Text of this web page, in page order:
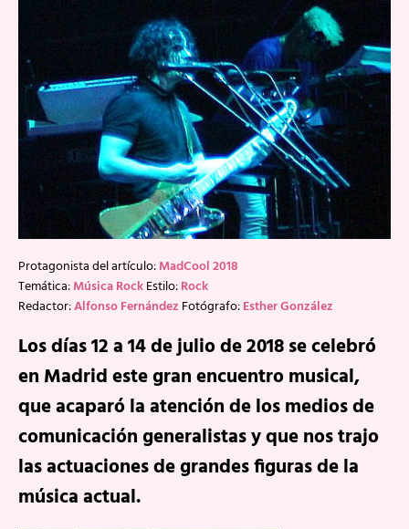
Protagonista del artículo:MadCool 2018
Temática:Música RockEstilo:Rock
Redactor:Alfonso Fernández Fotógrafo:Esther González
Los días 12 a 14 de julio de 2018 se celebró
en Madrid este gran encuentro musical,
que acaparó la atención de los medios de
comunicación generalistas y que nos trajo
las actuaciones de grandes figuras de la
música actual.